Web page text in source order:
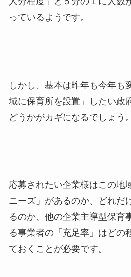
っているようです。
しかし、基本は昨年も今年も
域に保育所を設置」したい政
どうかがカギになるでしょう。
応募されたい企業様はこの地
ニーズ」があるのか、どれだ
るのか、他の企業主導型保育
る事業者の「充足率」はどの
ておくことが必要です。